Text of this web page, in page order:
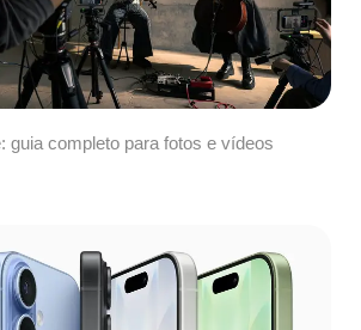
guia completo para fotos e vídeos